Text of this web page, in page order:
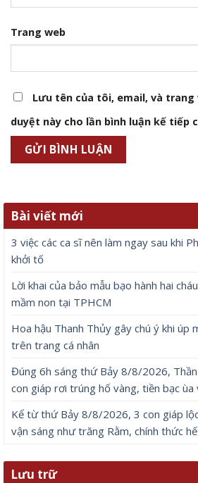
Trang web
Lưu tên của tôi, email, và
duyệt này cho lần bình luận kế tiếp
Bài viết mới
3 việc các ca sĩ nên làm ngay sau khi
khởi tố
Lời khai của bảo mẫu bạo hành hai
mầm non tại TPHCM
Hoa hậu Thanh Thủy gây chú ý khi úp
trên trang cá nhân
Đúng 6h sáng thứ Bảy 8/8/2026, Thần
con giáp rơi trúng hố vàng, tiền bạc ùa
Kể từ thứ Bảy 8/8/2026, 3 con giáp
vận sáng như trăng Rằm, chính thức
Lưu trữ